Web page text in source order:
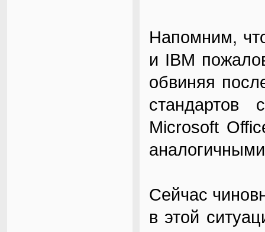
Напомним,
и IBM
обвиняя
Microsoft
Сейчас
в этой